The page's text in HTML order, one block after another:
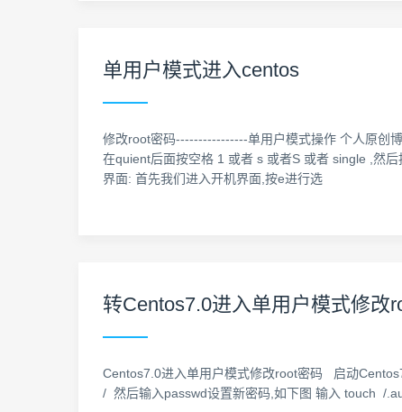
单用户模式进入centos
修改root密码----------------单用户模式操作 个人原创
在quient后面按空格 1 或者 s 或者S 或者 single ,然
界面: 首先我们进入开机界面,按e进行选
转Centos7.0进入单用户模式修改
Centos7.0进入单用户模式修改root密码 启动
/ 然后输入passwd设置新密码,如下图 输入 touch /